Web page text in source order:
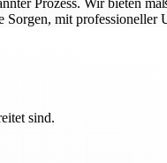
Prozess. Wir bieten
Sorgen, mit professioneller
sind.